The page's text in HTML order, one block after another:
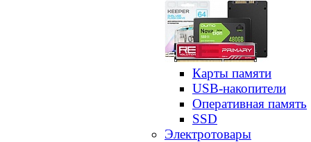
Карты памяти
USB-накопители
Оперативная память
SSD
Электротовары